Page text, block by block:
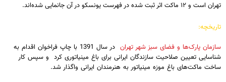
تهران است و ۱۲ ماکت اثر ثبت شده در فهرست یونسکو در آن جانمایی شده‌اند.
تاریخچه:
سازمان پارک‌ها و فضای سبز شهر تهران
در سال 1391 با چاپ فراخوان اقدام به
شناسایی تعیین صلاحیت سازندگان ایرانی برای باغ مینیاتوری کرد و سپس کار
ساخت ماکت‌های باغ موزه مینیاتور به هنرمندان ایرانی واگذار شد.